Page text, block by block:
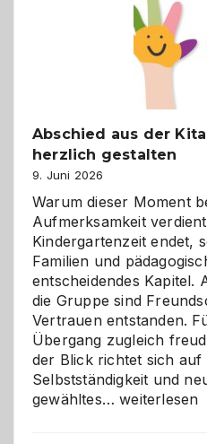
verstehen
Abschied aus der
herzlich gestalten
9. Juni 2026
Warum dieser Moment
Aufmerksamkeit
Kindergartenzeit endet,
Familien und
entscheidendes Kapitel.
die Gruppe sind
Vertrauen entstanden.
Übergang zugleich
der Blick richtet sich auf
Selbstständigkeit und
gewähltes…Abschied
weiterlesen